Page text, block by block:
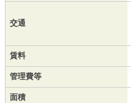
交通
賃料
管理費等
面積